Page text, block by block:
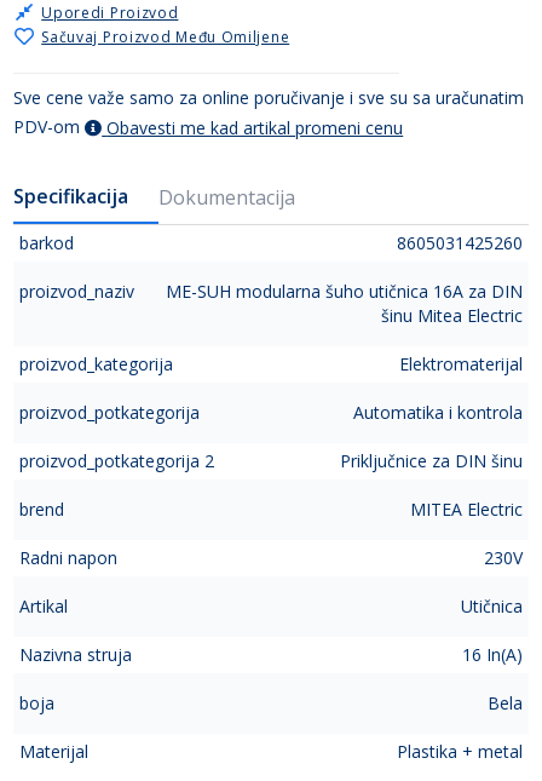
Sačuvaj Proizvod Među Omiljene
Uporedi Proizvod
Sve cene važe samo za online poručivanje i sve su sa uračunatim
PDV-om
Obavesti me kad artikal promeni cenu
Specifikacija Dokumentacija
barkod 8605031425260
proizvod_naziv
ME-SUH modularna šuho utičnica 16A za DIN
šinu Mitea Electric
proizvod_kategorija Elektromaterijal
proizvod_potkategorija Automatika i kontrola
proizvod_potkategorija 2 Priključnice za DIN šinu
brend MITEA Electric
Radni napon 230V
Artikal Utičnica
Nazivna struja 16 In(A)
boja Bela
Materijal Plastika + metal